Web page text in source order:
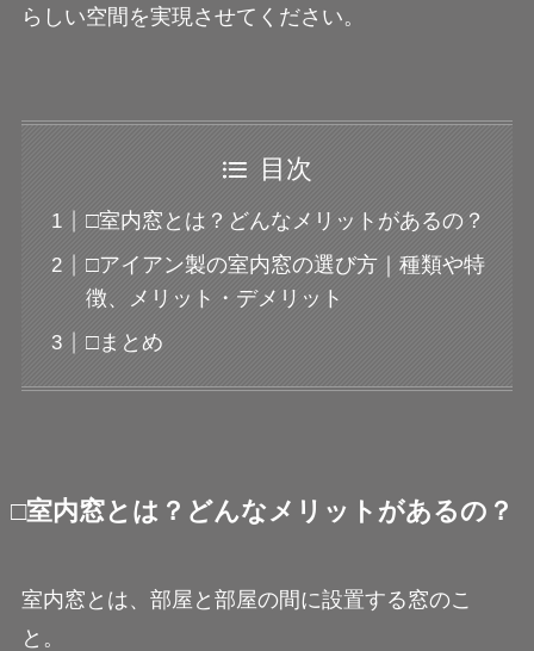
らしい空間を実現させてください。
目次
□室内窓とは？どんなメリットがあるの？
□アイアン製の室内窓の選び方｜種類や特
徴、メリット・デメリット
□まとめ
□室内窓とは？どんなメリットがあるの？
室内窓とは、部屋と部屋の間に設置する窓のこ
と。